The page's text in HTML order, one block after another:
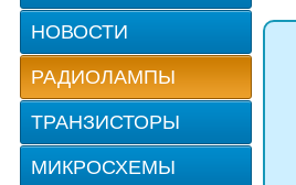
НОВОСТИ
РАДИОЛАМПЫ
ТРАНЗИСТОРЫ
МИКРОСХЕМЫ